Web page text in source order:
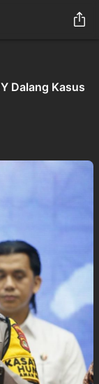
Dalang Kasus